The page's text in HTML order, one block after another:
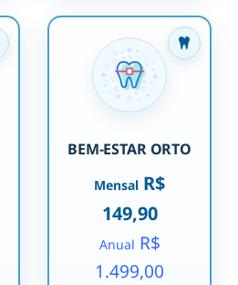
BEM-ESTAR ORTO
Mensal R$
149,90
Anual R$
1.499,00